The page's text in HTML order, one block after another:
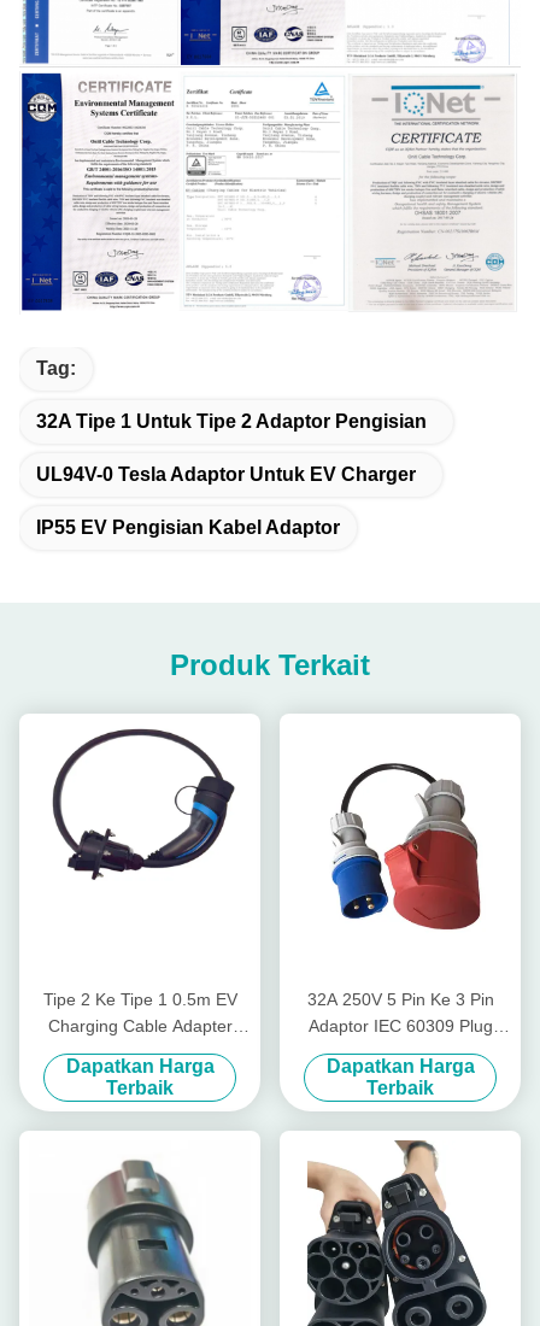
Tag:
32A Tipe 1 Untuk Tipe 2 Adaptor Pengisian
UL94V-0 Tesla Adaptor Untuk EV Charger
IP55 EV Pengisian Kabel Adaptor
Produk Terkait
Tipe 2 Ke Tipe 1 0.5m EV
Charging Cable Adapter
TUV IP55 kelas tahan air
Dapatkan Harga
Terbaik
32A 250V 5 Pin Ke 3 Pin
Adaptor IEC 60309 Plug
Adapter Untuk CEE Merah
Ke CEE Biru
Dapatkan Harga
Terbaik